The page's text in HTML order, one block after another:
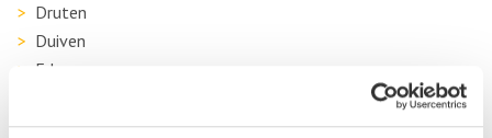
Druten
Duiven
Ede
Elst